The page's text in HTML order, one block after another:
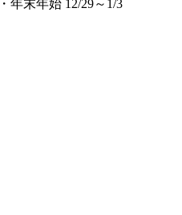
年末年始 12/29～1/3